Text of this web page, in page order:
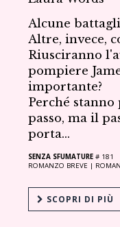
Alcune
Altre, invece,
Riusciranno
pompiere
importante?
Perché
passo, ma il
porta...
SENZA SFUMATURE # 181
ROMANZO BREVE |
SCOPRI DI PIÙ